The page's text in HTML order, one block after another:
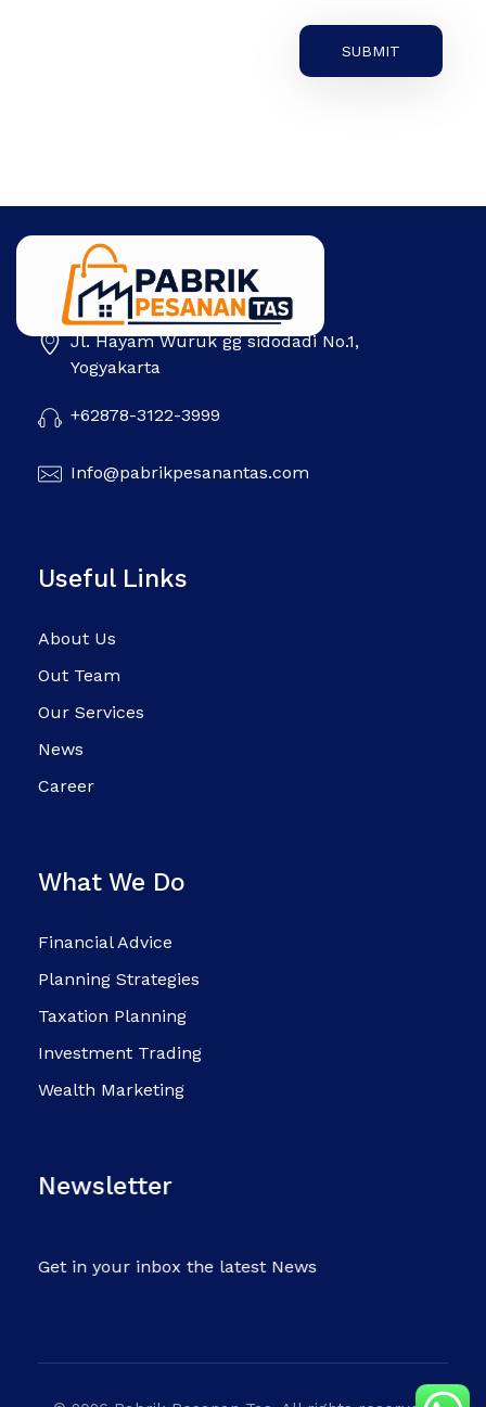
Pabrik Pesanan Tas Jl. Hayam Wuruk gg sidodadi No.1,
Yogyakarta
+62878-3122-3999
Info@pabrikpesanantas.com
Useful Links
About Us
Out Team
Our Services
News
Career
What We Do
Financial Advice
Planning Strategies
Taxation Planning
Investment Trading
Wealth Marketing
Newsletter
Get in your inbox the latest News